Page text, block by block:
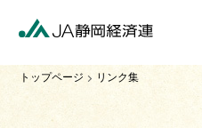
トップページ リンク集